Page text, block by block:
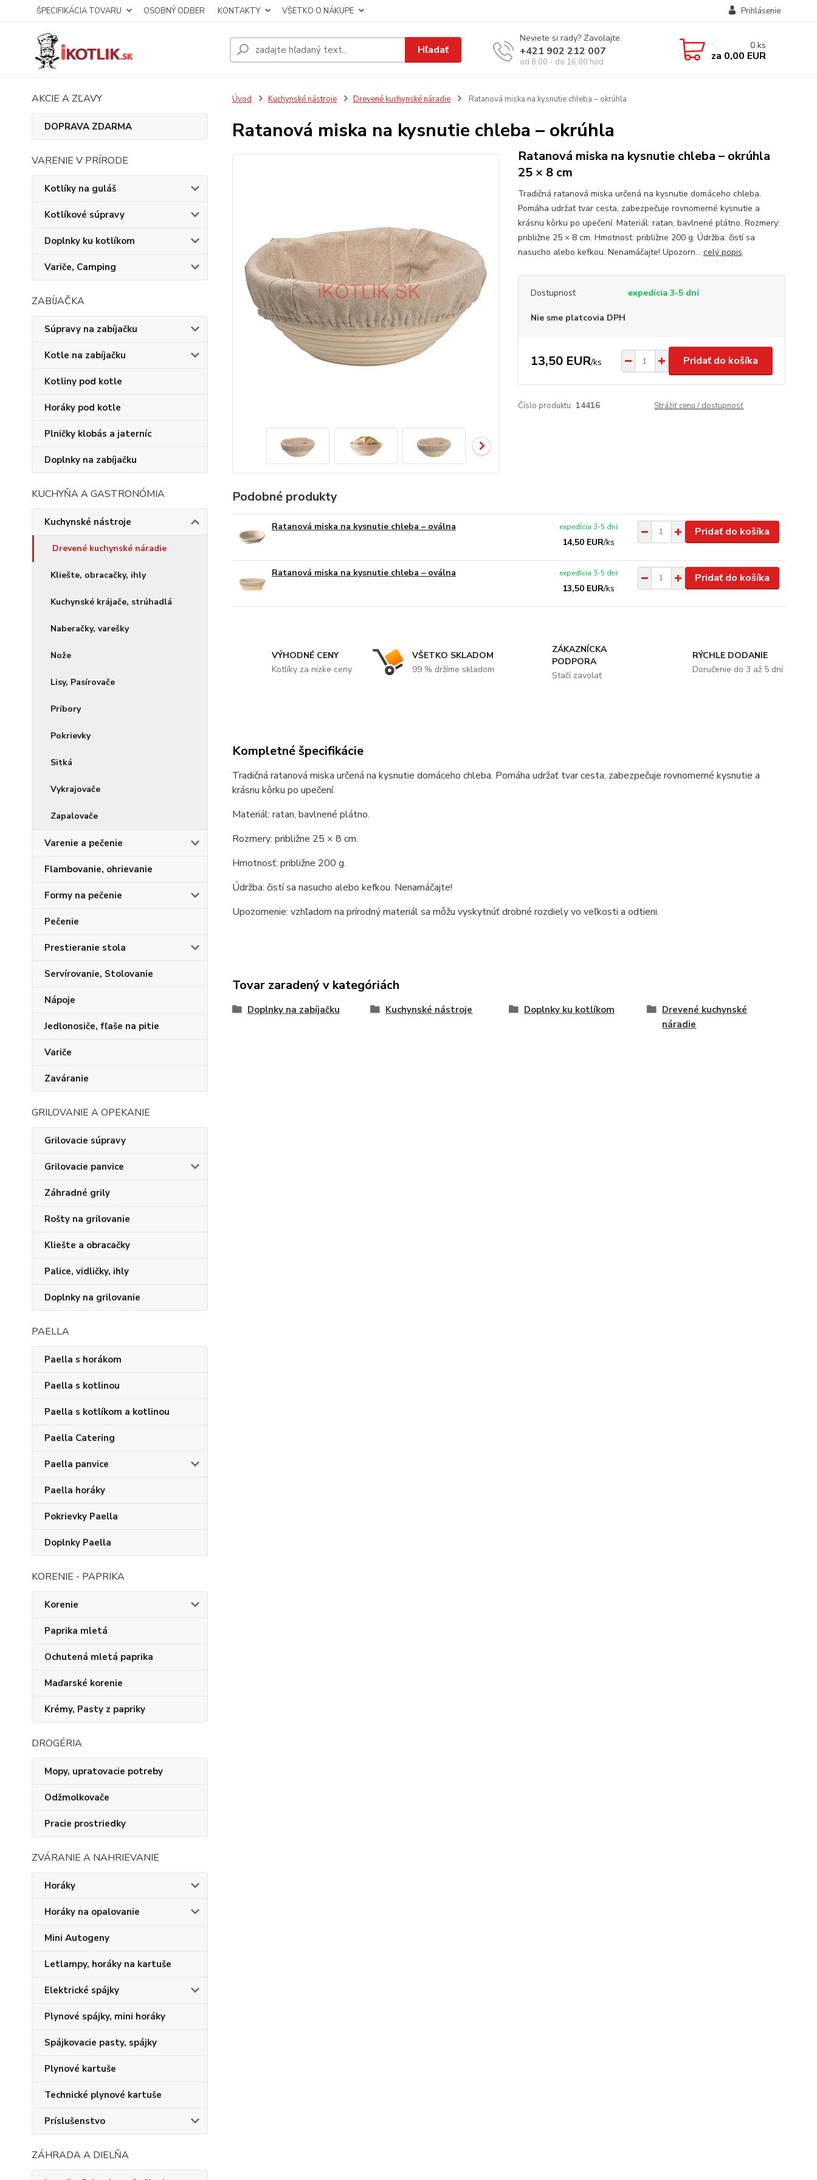
ŠPECIFIKÁCIA TOVARU OSOBNÝ ODBER KONTAKTY VŠETKO O NÁKUPE Prihlásenie
Hľadať
Neviete si rady? Zavolajte.
+421 902 212 007
od 8:00 - do 16:00 hod
0 ks
za 0,00 EUR
AKCIE A ZĽAVY
DOPRAVA ZDARMA
VARENIE V PRÍRODE
Kotlíky na guláš
Kotlíkové súpravy
Doplnky ku kotlíkom
Variče, Camping
ZABÍJAČKA
Súpravy na zabíjačku
Kotle na zabíjačku
Kotliny pod kotle
Horáky pod kotle
Plničky klobás a jaterníc
Doplnky na zabíjačku
KUCHYŇA A GASTRONÓMIA
Kuchynské nástroje
Drevené kuchynské náradie
Kliešte, obracačky, ihly
Kuchynské krájače, strúhadlá
Naberačky, varešky
Nože
Lisy, Pasírovače
Príbory
Pokrievky
Sitká
Vykrajovače
Zapalovače
Varenie a pečenie
Flambovanie, ohrievanie
Formy na pečenie
Pečenie
Prestieranie stola
Servírovanie, Stolovanie
Nápoje
Jedlonosiče, fľaše na pitie
Variče
Zaváranie
GRILOVANIE A OPEKANIE
Grilovacie súpravy
Grilovacie panvice
Záhradné grily
Rošty na grilovanie
Kliešte a obracačky
Palice, vidličky, ihly
Doplnky na grilovanie
PAELLA
Paella s horákom
Paella s kotlinou
Paella s kotlíkom a kotlinou
Paella Catering
Paella panvice
Paella horáky
Pokrievky Paella
Doplnky Paella
KORENIE - PAPRIKA
Korenie
Paprika mletá
Ochutená mletá paprika
Maďarské korenie
Krémy, Pasty z papriky
DROGÉRIA
Mopy, upratovacie potreby
Odžmolkovače
Pracie prostriedky
ZVÁRANIE A NAHRIEVANIE
Horáky
Horáky na opalovanie
Mini Autogeny
Letlampy, horáky na kartuše
Elektrické spájky
Plynové spájky, mini horáky
Spájkovacie pasty, spájky
Plynové kartuše
Technické plynové kartuše
Príslušenstvo
ZÁHRADA A DIELŇA
Úvod Kuchynské nástroje Drevené kuchynské náradie Ratanová miska na kysnutie chleba – okrúhla
Ratanová miska na kysnutie chleba – okrúhla
Ratanová miska na kysnutie chleba – okrúhla
25 × 8 cm
Tradičná ratanová miska určená na kysnutie domáceho chleba.
Pomáha udržať tvar cesta, zabezpečuje rovnomerné kysnutie a
krásnu kôrku po upečení. Materiál: ratan, bavlnené plátno. Rozmery:
približne 25 × 8 cm. Hmotnosť: približne 200 g. Údržba: čistí sa
nasucho alebo kefkou. Nenamáčajte! Upozorn... celý popis
Dostupnosť expedícia 3-5 dní
Nie sme platcovia DPH
13,50 EUR/ks Pridať do košíka
Číslo produktu: 14416 Strážiť cenu / dostupnosť
Podobné produkty
Ratanová miska na kysnutie chleba – oválna
14,50 EUR/ks
expedícia 3-5 dní Pridať do košíka
Ratanová miska na kysnutie chleba – oválna
13,50 EUR/ks
expedícia 3-5 dní Pridať do košíka
VÝHODNÉ CENY
Kotlíky za nízke ceny
VŠETKO SKLADOM
99 % držíme skladom
ZÁKAZNÍCKA
PODPORA
Stačí zavolať
RÝCHLE DODANIE
Doručenie do 3 až 5 dní
Kompletné špecifikácie
Tradičná ratanová miska určená na kysnutie domáceho chleba. Pomáha udržať tvar cesta, zabezpečuje rovnomerné kysnutie a
krásnu kôrku po upečení.
Materiál: ratan, bavlnené plátno.
Rozmery: približne 25 × 8 cm.
Hmotnosť: približne 200 g.
Údržba: čistí sa nasucho alebo kefkou. Nenamáčajte!
Upozornenie: vzhľadom na prírodný materiál sa môžu vyskytnúť drobné rozdiely vo veľkosti a odtieni.
Tovar zaradený v kategóriách
Doplnky na zabíjačku Kuchynské nástroje Doplnky ku kotlíkom
Drevené kuchynské
náradie